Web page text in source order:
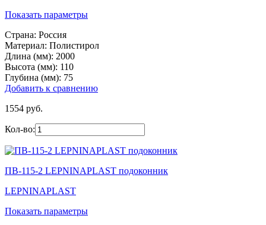
Показать параметры
Страна: Россия
Материал: Полистирол
Длина (мм): 2000
Высота (мм): 110
Глубина (мм): 75
Добавить к сравнению
1554 руб.
Кол-во:
ПВ-115-2 LEPNINAPLAST подоконник
LEPNINAPLAST
Показать параметры